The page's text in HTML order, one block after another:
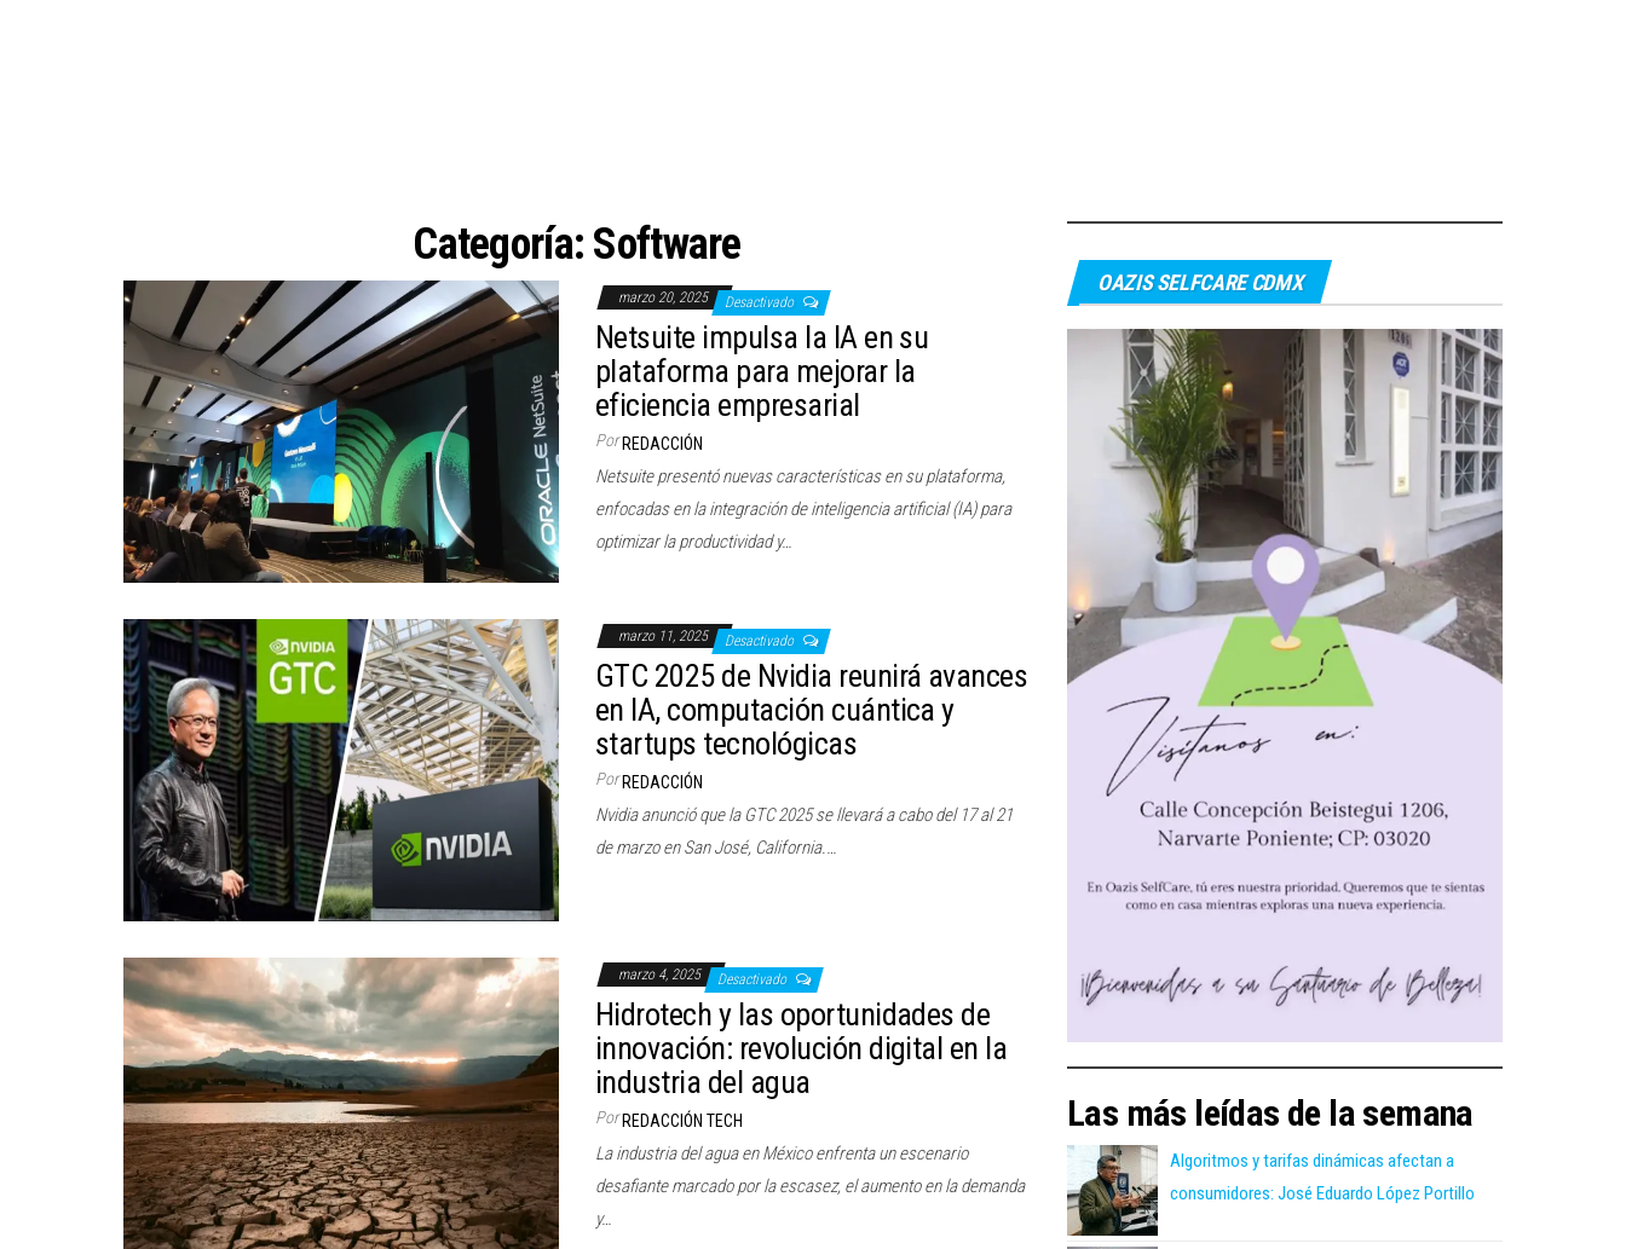
Categoría: Software
marzo 20, 2025 Desactivado
Netsuite impulsa la IA en su
plataforma para mejorar la
eficiencia empresarial
Por REDACCIÓN
Netsuite presentó nuevas características en su plataforma,
enfocadas en la integración de inteligencia artificial (IA) para
optimizar la productividad y…
marzo 11, 2025 Desactivado
GTC 2025 de Nvidia reunirá avances
en IA, computación cuántica y
startups tecnológicas
Por REDACCIÓN
Nvidia anunció que la GTC 2025 se llevará a cabo del 17 al 21
de marzo en San José, California.…
marzo 4, 2025 Desactivado
Hidrotech y las oportunidades de
innovación: revolución digital en la
industria del agua
Por REDACCIÓN TECH
La industria del agua en México enfrenta un escenario
desafiante marcado por la escasez, el aumento en la demanda
y…
OAZIS SELFCARE CDMX
Las más leídas de la semana
Algoritmos y tarifas dinámicas afectan a
consumidores: José Eduardo López Portillo